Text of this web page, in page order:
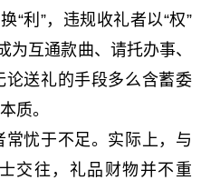
“利”，违规收礼者以“权”
为互通款曲、请托办事、
送礼的手段多么含蓄委
质。
忧于不足。实际上，与
交往，礼品财物并不重